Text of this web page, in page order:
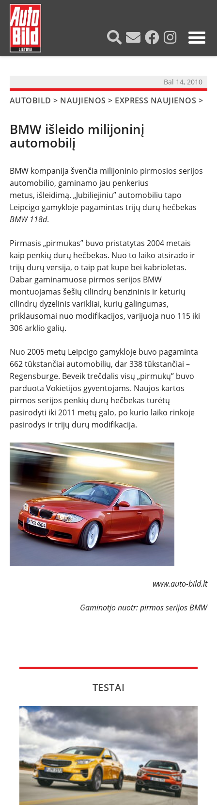
NAUJIENOS
TESTAI
NAUJI
NAUDOTI
REPORTAŽAI
SPORTAS
PATARIMAI
ĮVAIRENYBĖS
Bal 14, 2010
AUTOBILD > NAUJIENOS > EXPRESS NAUJIENOS >
BMW išleido milijoninį
automobilį
BMW kompanija švenčia milijoninio pirmosios serijos
automobilio, gaminamo jau penkerius
metus, išleidimą. „Jubiliejiniu” automobiliu tapo
Leipcigo gamykloje pagamintas trijų durų hečbekas
BMW 118d.
Pirmasis „pirmukas” buvo pristatytas 2004 metais
kaip penkių durų hečbekas. Nuo to laiko atsirado ir
trijų durų versija, o taip pat kupe bei kabrioletas.
Dabar gaminamuose pirmos serijos BMW
montuojamas šešių cilindrų benzininis ir keturių
cilindrų dyzelinis varikliai, kurių galingumas,
priklausomai nuo modifikacijos, varijuoja nuo 115 iki
306 arklio galių.
Nuo 2005 metų Leipcigo gamykloje buvo pagaminta
662 tūkstančiai automobilių, dar 338 tūkstančiai –
Regensburge. Beveik trečdalis visų „pirmukų” buvo
parduota Vokietijos gyventojams. Naujos kartos
pirmos serijos penkių durų hečbekas turėtų
pasirodyti iki 2011 metų galo, po kurio laiko rinkoje
pasirodys ir trijų durų modifikacija.
www.auto-bild.lt
Gaminotjo nuotr: pirmos serijos BMW
TESTAI